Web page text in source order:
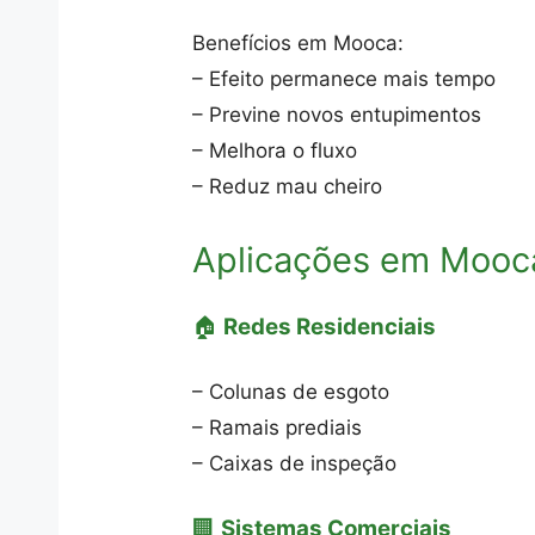
Benefícios em Mooca:
– Efeito permanece mais tempo
– Previne novos entupimentos
– Melhora o fluxo
– Reduz mau cheiro
Aplicações em
🏠 Redes Residenciais
– Colunas de esgoto
– Ramais prediais
– Caixas de inspeção
🏢 Sistemas Comerciais